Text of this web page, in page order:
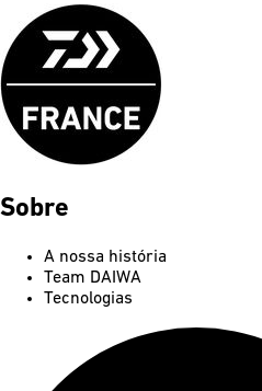
Sobre
A nossa história
Team DAIWA
Tecnologias